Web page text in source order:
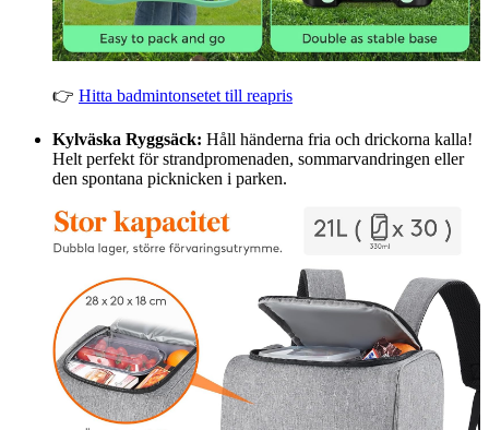
👉 Hitta badmintonsetet till reapris
Kylväska Ryggsäck: Håll händerna fria och drickorna kalla!
Helt perfekt för strandpromenaden, sommarvandringen eller
den spontana picknicken i parken.